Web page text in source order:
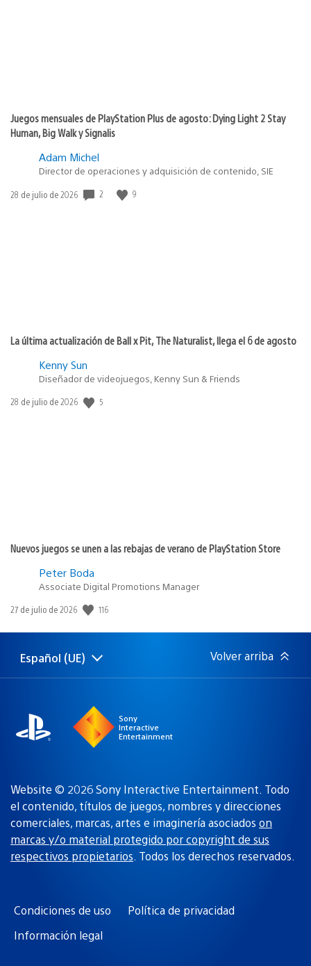
Juegos mensuales de PlayStation Plus de agosto: Dying Light 2 Stay
Human, Big Walk y Signalis
Adam Michel
Director de operaciones y adquisición de contenido, SIE
Fecha
28 de julio de 2026 2 9
La última actualización de Ball x Pit, The Naturalist, llega el 6 de agosto
Kenny Sun
Diseñador de videojuegos, Kenny Sun & Friends
Fecha
28 de julio de 2026 5
Nuevos juegos se unen a las rebajas de verano de PlayStation Store
Peter Boda
Associate Digital Promotions Manager
Fecha
publicación:
27 de julio de 2026 116
Selecciona
una
Región
actual:
Español (UE) Volver arriba
Sony
Interactive
Entertainment
Website © 2026 Sony Interactive Entertainment. Todo
el contenido, títulos de juegos, nombres y direcciones
comerciales, marcas, artes e imaginería asociados on
marcas y/o material protegido por copyright de sus
respectivos propietarios. Todos los derechos reservados.
Condiciones de uso
Política de privacidad
Información legal